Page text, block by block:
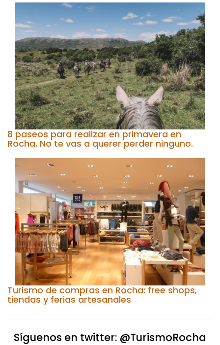
8 paseos para realizar en primavera en
Rocha. No te vas a querer perder ninguno.
Turismo de compras en Rocha: free shops,
tiendas y ferias artesanales
Síguenos en twitter: @TurismoRocha